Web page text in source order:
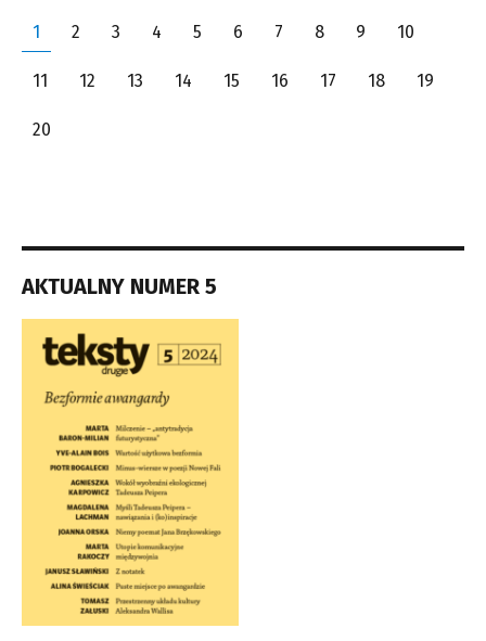
1 2 3 4 5 6 7 8 9 10
11 12 13 14 15 16 17 18 19
20
AKTUALNY NUMER 5